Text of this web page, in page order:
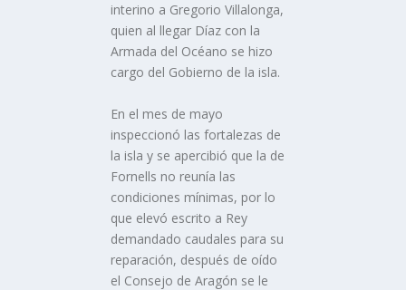
interino a Gregorio Villalonga,
quien al llegar Dí­az con la
Armada del Océano se hizo
cargo del Gobierno de la isla.
En el mes de mayo
inspeccionó las fortalezas de
la isla y se apercibió que la de
Fornells no reuní­a las
condiciones mí­nimas, por lo
que elevó escrito a Rey
demandado caudales para su
reparación, después de oí­do
el Consejo de Aragón se le